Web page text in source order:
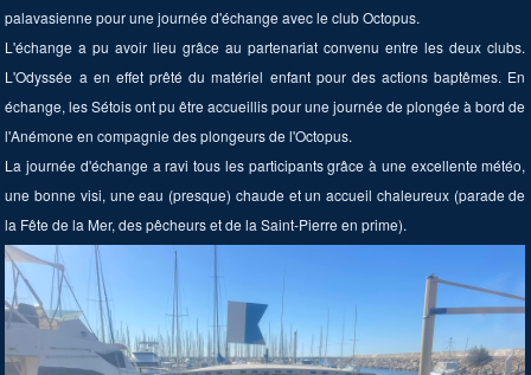
palavasienne pour une journée d'échange avec le club Octopus.
L'échange a pu avoir lieu grâce au partenariat convenu entre les deux clubs.
L'Odyssée a en effet prêté du matériel enfant pour des actions baptêmes. En
échange, les Sétois ont pu être accueillis pour une journée de plongée à bord de
l'Anémone en compagnie des plongeurs de l'Octopus.
La journée d'échange a ravi tous les participants grâce à une excellente météo,
une bonne visi, une eau (presque) chaude et un accueil chaleureux (parade de
la Fête de la Mer, des pêcheurs et de la Saint-Pierreen prime).